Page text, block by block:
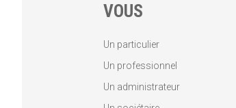
VOUS
Un particulier
Un professionnel
Un administrateur